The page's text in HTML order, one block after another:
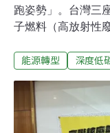
跑姿勢」。台灣三
子燃料（高放射性
性廢棄物處置專案
政學系特聘教授杜
核廢處置難題？6月
專訪，說明核廢辦
能源轉型 深度低